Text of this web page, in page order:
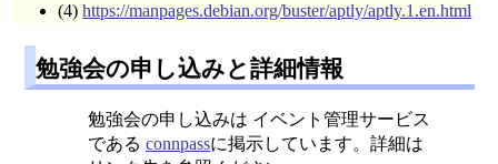
(4)https://manpages.debian.org/buster/aptly/aptly.1.en.html
勉強会の申し込みと詳細情報
勉強会の申し込みは イベント管理サービス
である connpassに掲示しています。詳細は